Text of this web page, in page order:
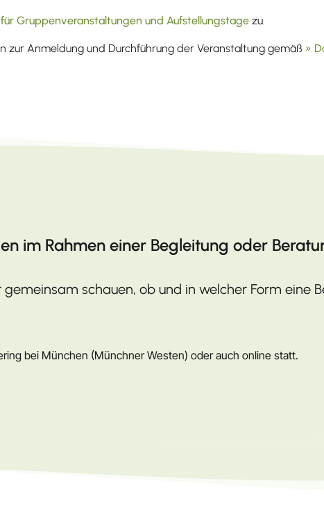
Gruppenveranstaltungen und Aufstellungstage zu.
zur Anmeldung und Durchführung der Veranstaltung gemäß »
im Rahmen einer Begleitung oder
schauen, ob und in welcher Form eine
bei München (Münchner Westen) oder auch online statt.